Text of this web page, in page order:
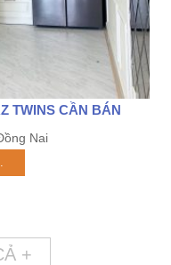
TWINS CẦN BÁN
Nai
+